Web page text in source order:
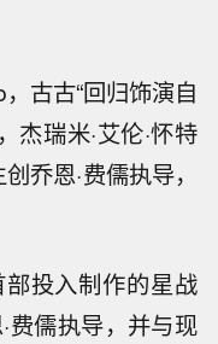
古古“回归饰演自
杰瑞米·艾伦·怀特
乔恩·费儒执导，
投入制作的星战
费儒执导，并与现